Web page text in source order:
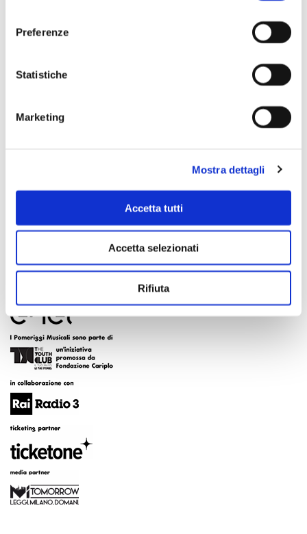
Preferenze
Statistiche
Marketing
Mostra dettagli
Accetta tutti
Accetta selezionati
Rifiuta